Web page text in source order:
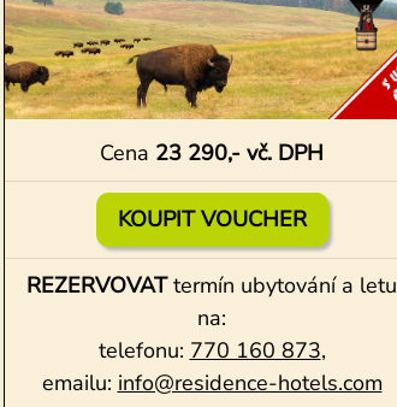
Cena 23 290,- vč. DPH
KOUPIT VOUCHER
REZERVOVATtermín ubytování a letu
na:
telefonu: 770 160 873,
emailu: info@residence-hotels.com